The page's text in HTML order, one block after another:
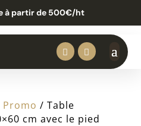
à partir de 500€/ht


Promo / Table
cm avec le pied